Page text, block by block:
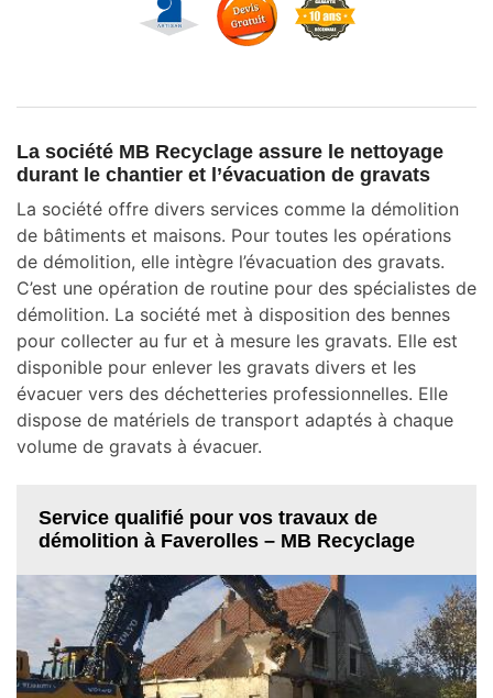
La société MB Recyclage assure le nettoyage
durant le chantier et l’évacuation de gravats
La société offre divers services comme la démolition
de bâtiments et maisons. Pour toutes les opérations
de démolition, elle intègre l’évacuation des gravats.
C’est une opération de routine pour des spécialistes de
démolition. La société met à disposition des bennes
pour collecter au fur et à mesure les gravats. Elle est
disponible pour enlever les gravats divers et les
évacuer vers des déchetteries professionnelles. Elle
dispose de matériels de transport adaptés à chaque
volume de gravats à évacuer.
Service qualifié pour vos travaux de
démolition à Faverolles – MB Recyclage